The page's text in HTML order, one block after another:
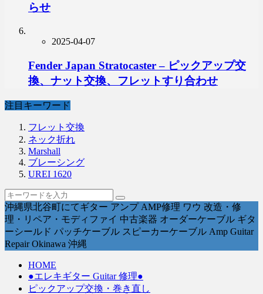
らせ
2025-04-07
Fender Japan Stratocaster – ピックアップ交
換、ナット交換、フレットすり合わせ
注目キーワード
フレット交換
ネック折れ
Marshall
ブレーシング
UREI 1620
沖縄県北谷町にてギター アンプ AMP修理 ワウ 改造・修
理・リペア・モディファイ 中古楽器 オーダーケーブル ギタ
ーシールド パッチケーブル スピーカーケーブル Amp Guitar
Repair Okinawa 沖縄
HOME
●エレキギター Guitar 修理●
ピックアップ交換・巻き直し